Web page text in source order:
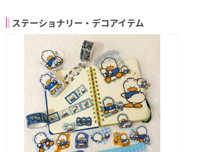
ステーショナリー・デコアイテム